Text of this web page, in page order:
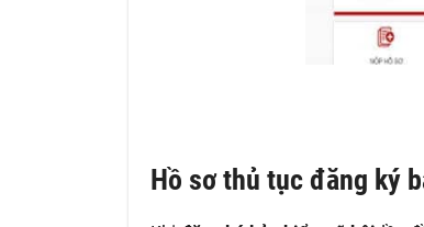
Hồ sơ thủ tục đăng ký